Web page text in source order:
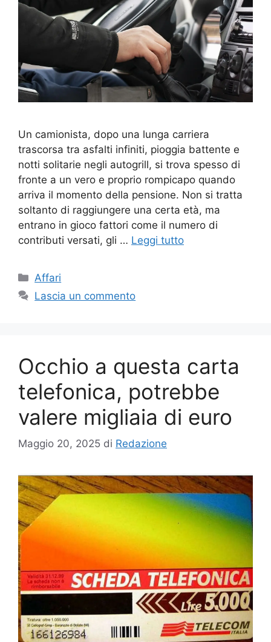
Un camionista, dopo una lunga carriera
trascorsa tra asfalti infiniti, pioggia battente e
notti solitarie negli autogrill, si trova spesso di
fronte a un vero e proprio rompicapo quando
arriva il momento della pensione. Non si tratta
soltanto di raggiungere una certa età, ma
entrano in gioco fattori come il numero di
contributi versati, gli … Leggi tutto
Categorie
Affari
Lascia un commento
Occhio a questa carta
telefonica, potrebbe
valere migliaia di euro
Maggio 20, 2025 di Redazione